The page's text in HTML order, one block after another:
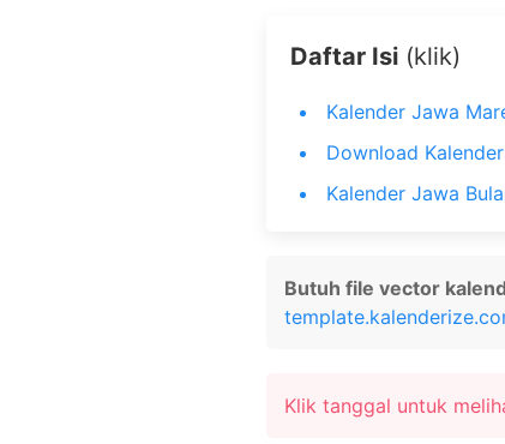
Daftar Isi (klik)
Kalender Jawa
Download
Kalender Jawa
Butuh file vector
Klik tanggal untuk